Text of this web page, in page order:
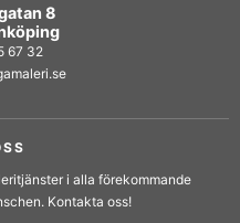
8
67 32
i alla förekommande
Kontakta oss!